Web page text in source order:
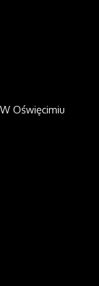
Oświęcimiu